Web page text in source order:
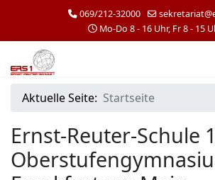
069/212-32000
Mo-Do 8 - 16 Uhr, Fr 8 - 15
Aktuelle Seite: Startseite
Ernst-Reuter-Schule